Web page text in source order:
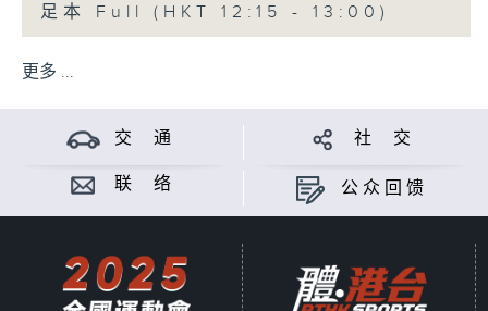
足本 Full (HKT 12:15 - 13:00)
更多 ...
交 通 社 交
联 络 公众回馈